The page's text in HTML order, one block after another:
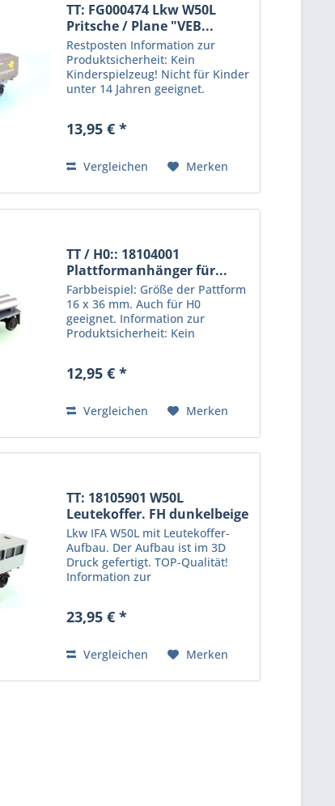
TT: FG000474 Lkw W50L
Pritsche / Plane "VEB...
Restposten Information zur
Produktsicherheit: Kein
Kinderspielzeug! Nicht für Kinder
unter 14 Jahren geeignet.
Protoy GmbH, Clara-Zetkin-Str.
Mail:...
13,95 € *
Vergleichen Merken
TT / H0:: 18104001
Plattformanhänger für...
Farbbeispiel: Größe der Pattform
16 x 36 mm. Auch für H0
geeignet. Information zur
Produktsicherheit: Kein
Produkt für erwachsene Sammler
Protoy...
12,95 € *
Vergleichen Merken
TT: 18105901 W50L
Leutekoffer. FH dunkelbeige
Lkw IFA W50L mit Leutekoffer-
Aufbau. Der Aufbau ist im 3D
Druck gefertigt. TOP-Qualität!
Information zur
unter 14 Jahren geeignet.
und Modellbauer....
23,95 € *
Vergleichen Merken